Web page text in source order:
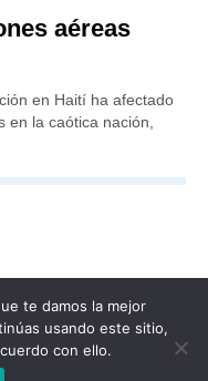
aéreas
en Haití ha afectado
en la caótica nación,
te damos la mejor
usando este sitio,
con ello.
Contacto